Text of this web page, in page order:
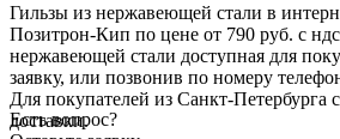
Гильзы из нержавеющей стали в
Позитрон-Кип по цене от 790 руб. с
нержавеющей стали доступная для
заявку, или позвонив по номеру
Для покупателей из Санкт-Петербурга
доставки.
Есть вопрос?